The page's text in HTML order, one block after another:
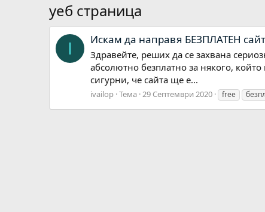
уеб страница
I Искам да направя БЕЗПЛАТЕН
Здравейте, реших да се захвана
абсолютно безплатно за някого,
сигурни, че сайта ще е...
ivailop Тема 29 Септември 2020 free